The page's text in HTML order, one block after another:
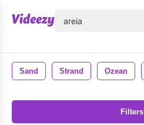
Sand Strand Ozean
Filters